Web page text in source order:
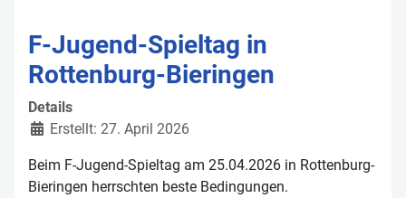
F-Jugend-Spieltag in
Rottenburg-Bieringen
Details
Erstellt: 27. April 2026
Beim F-Jugend-Spieltag am 25.04.2026 in Rottenburg-
Bieringen herrschten beste Bedingungen.